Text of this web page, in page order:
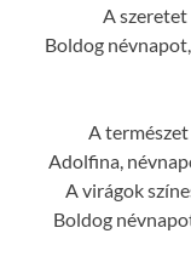
A szeretet
Boldog
A természet
Adolfina,
A virágok
Boldog